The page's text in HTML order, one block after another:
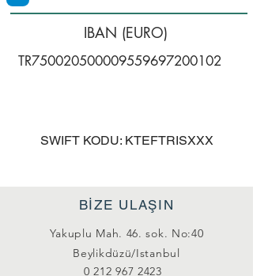
SWIFT KODU: KTEFTRISXXX
IBAN (EURO)
TR750020500009559697200102
BİZE ULAŞIN
Yakuplu Mah. 46. sok. No:40
Beylikdüzü/Istanbul
0 212 967 2423